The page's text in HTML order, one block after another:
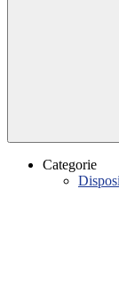
Categorie